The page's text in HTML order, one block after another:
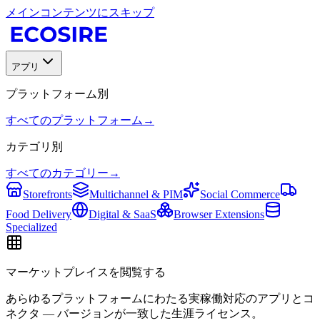
メインコンテンツにスキップ
アプリ
プラットフォーム別
すべてのプラットフォーム →
カテゴリ別
すべてのカテゴリー →
Storefronts
Multichannel & PIM
Social Commerce
Food Delivery
Digital & SaaS
Browser Extensions
Specialized
マーケットプレイスを閲覧する
あらゆるプラットフォームにわたる実稼働対応のアプリとコ
ネクタ — バージョンが一致した生涯ライセンス。